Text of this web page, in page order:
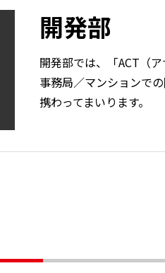
開発部
開発部では、「ACT（
事務局／マンションで
携わってまいります。